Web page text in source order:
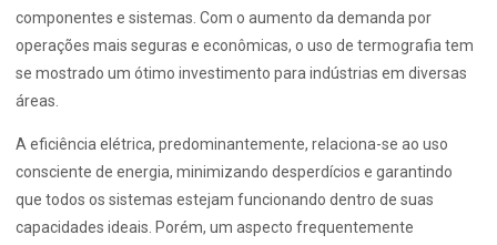
componentes e sistemas. Com o aumento da demanda por
operações mais seguras e econômicas, o uso de termografia tem
se mostrado um ótimo investimento para indústrias em diversas
áreas.
A eficiência elétrica, predominantemente, relaciona-se ao uso
consciente de energia, minimizando desperdícios e garantindo
que todos os sistemas estejam funcionando dentro de suas
capacidades ideais. Porém, um aspecto frequentemente